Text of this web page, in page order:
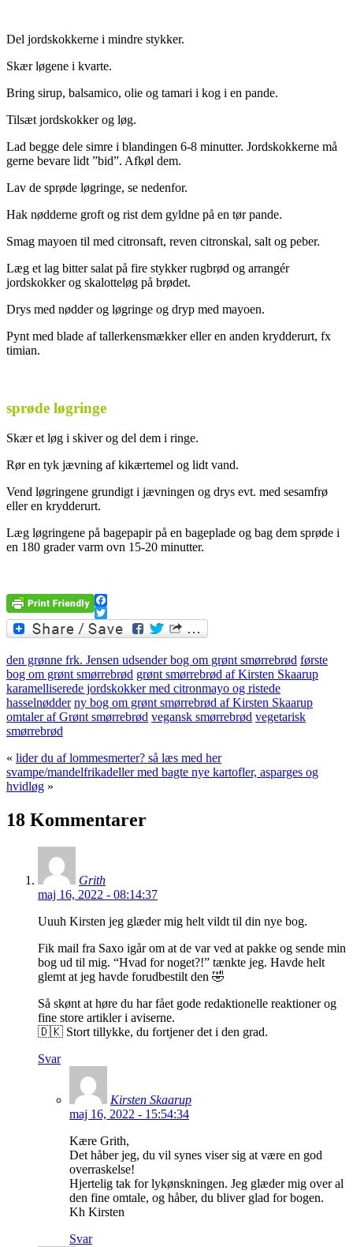
Del jordskokkerne i mindre stykker.
Skær løgene i kvarte.
Bring sirup, balsamico, olie og tamari i kog i en pande.
Tilsæt jordskokker og løg.
Lad begge dele simre i blandingen 6-8 minutter. Jordskokkerne må
gerne bevare lidt ”bid”. Afkøl dem.
Lav de sprøde løgringe, se nedenfor.
Hak nødderne groft og rist dem gyldne på en tør pande.
Smag mayoen til med citronsaft, reven citronskal, salt og peber.
Læg et lag bitter salat på fire stykker rugbrød og arrangér
jordskokker og skalotteløg på brødet.
Drys med nødder og løgringe og dryp med mayoen.
Pynt med blade af tallerkensmækker eller en anden krydderurt, fx
timian.
sprøde løgringe
Skær et løg i skiver og del dem i ringe.
Rør en tyk jævning af kikærtemel og lidt vand.
Vend løgringene grundigt i jævningen og drys evt. med sesamfrø
eller en krydderurt.
Læg løgringene på bagepapir på en bageplade og bag dem sprøde i
en 180 grader varm ovn 15-20 minutter.
Facebook
Twitter
den grønne frk. Jensen udsender bog om grønt smørrebrød første
bog om grønt smørrebrød grønt smørrebrød af Kirsten Skaarup
karamelliserede jordskokker med citronmayo og ristede
hasselnødder ny bog om grønt smørrebrød af Kirsten Skaarup
omtaler af Grønt smørrebrød vegansk smørrebrød vegetarisk
smørrebrød
« lider du af lommesmerter? så læs med her
svampe/mandelfrikadeller med bagte nye kartofler, asparges og
hvidløg »
18 Kommentarer
Grith
maj 16, 2022 - 08:14:37
Uuuh Kirsten jeg glæder mig helt vildt til din nye bog.
Fik mail fra Saxo igår om at de var ved at pakke og sende min
bog ud til mig. “Hvad for noget?!” tænkte jeg. Havde helt
glemt at jeg havde forudbestilt den 🤣
Så skønt at høre du har fået gode redaktionelle reaktioner og
fine store artikler i aviserne.
🇩🇰 Stort tillykke, du fortjener det i den grad.
Svar
Kirsten Skaarup
maj 16, 2022 - 15:54:34
Kære Grith,
Det håber jeg, du vil synes viser sig at være en god
overraskelse!
Hjertelig tak for lykønskningen. Jeg glæder mig over al
den fine omtale, og håber, du bliver glad for bogen.
Kh Kirsten
Svar